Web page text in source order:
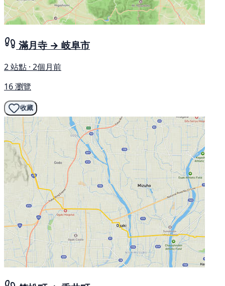
滿月寺 → 岐阜市
2 站點 · 2個月前
16 瀏覽
收藏